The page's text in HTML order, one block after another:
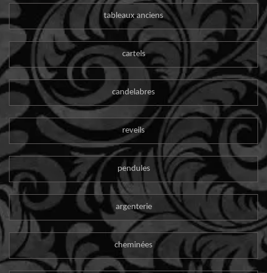
tableaux anciens
cartels
candelabres
reveils
pendules
argenterie
cheminées